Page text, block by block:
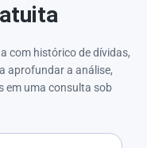
com histórico de dívidas,
aprofundar a análise,
em uma consulta sob